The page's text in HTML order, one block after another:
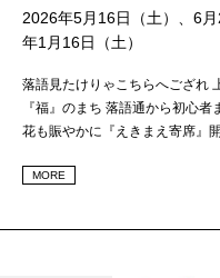
2026年5月16日（土）、6
年1月16日（土）
落語見たけりゃこちらへござれ
『福』のまち 落語通から初心
花も賑やかに『えきまえ寄席』
MORE